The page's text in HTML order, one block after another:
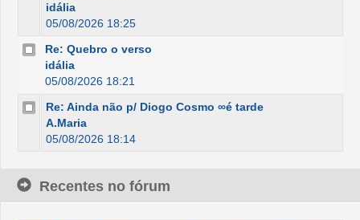
idália
05/08/2026 18:25
Re: Quebro o verso
idália
05/08/2026 18:21
Re: Ainda não p/ Diogo Cosmo ∞é tarde
A.Maria
05/08/2026 18:14
Recentes no fórum